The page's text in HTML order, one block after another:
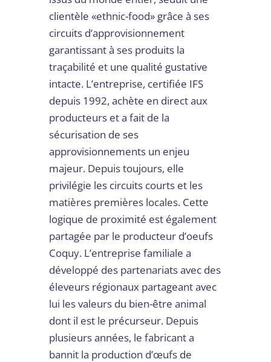
clientèle «ethnic-food» grâce à ses
circuits d’approvisionnement
garantissant à ses produits la
traçabilité et une qualité gustative
intacte. L’entreprise, certifiée IFS
depuis 1992, achète en direct aux
producteurs et a fait de la
sécurisation de ses
approvisionnements un enjeu
majeur. Depuis toujours, elle
privilégie les circuits courts et les
matières premières locales. Cette
logique de proximité est également
partagée par le producteur d’oeufs
Coquy. L’entreprise familiale a
développé des partenariats avec des
éleveurs régionaux partageant avec
lui les valeurs du bien-être animal
dont il est le précurseur. Depuis
plusieurs années, le fabricant a
bannit la production d’œufs de